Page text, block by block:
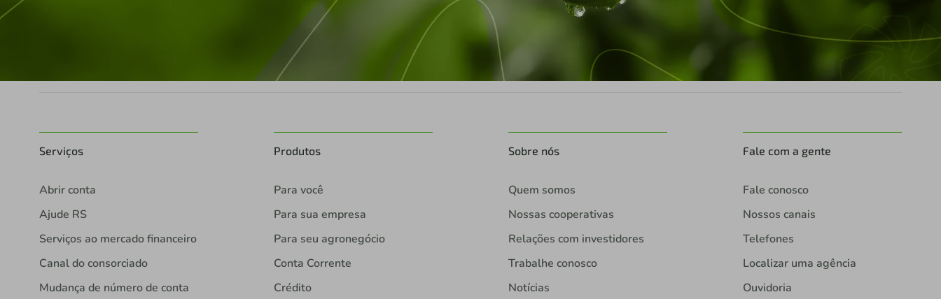
Serviços
Abrir conta
Ajude RS
Serviços ao mercado financeiro
Canal do consorciado
Mudança de número de conta
Produtos
Para você
Para sua empresa
Para seu agronegócio
Conta Corrente
Crédito
Sobre nós
Quem somos
Nossas cooperativas
Relações com investidores
Trabalhe conosco
Notícias
Fale com a gente
Fale conosco
Nossos canais
Telefones
Localizar uma agência
Ouvidoria